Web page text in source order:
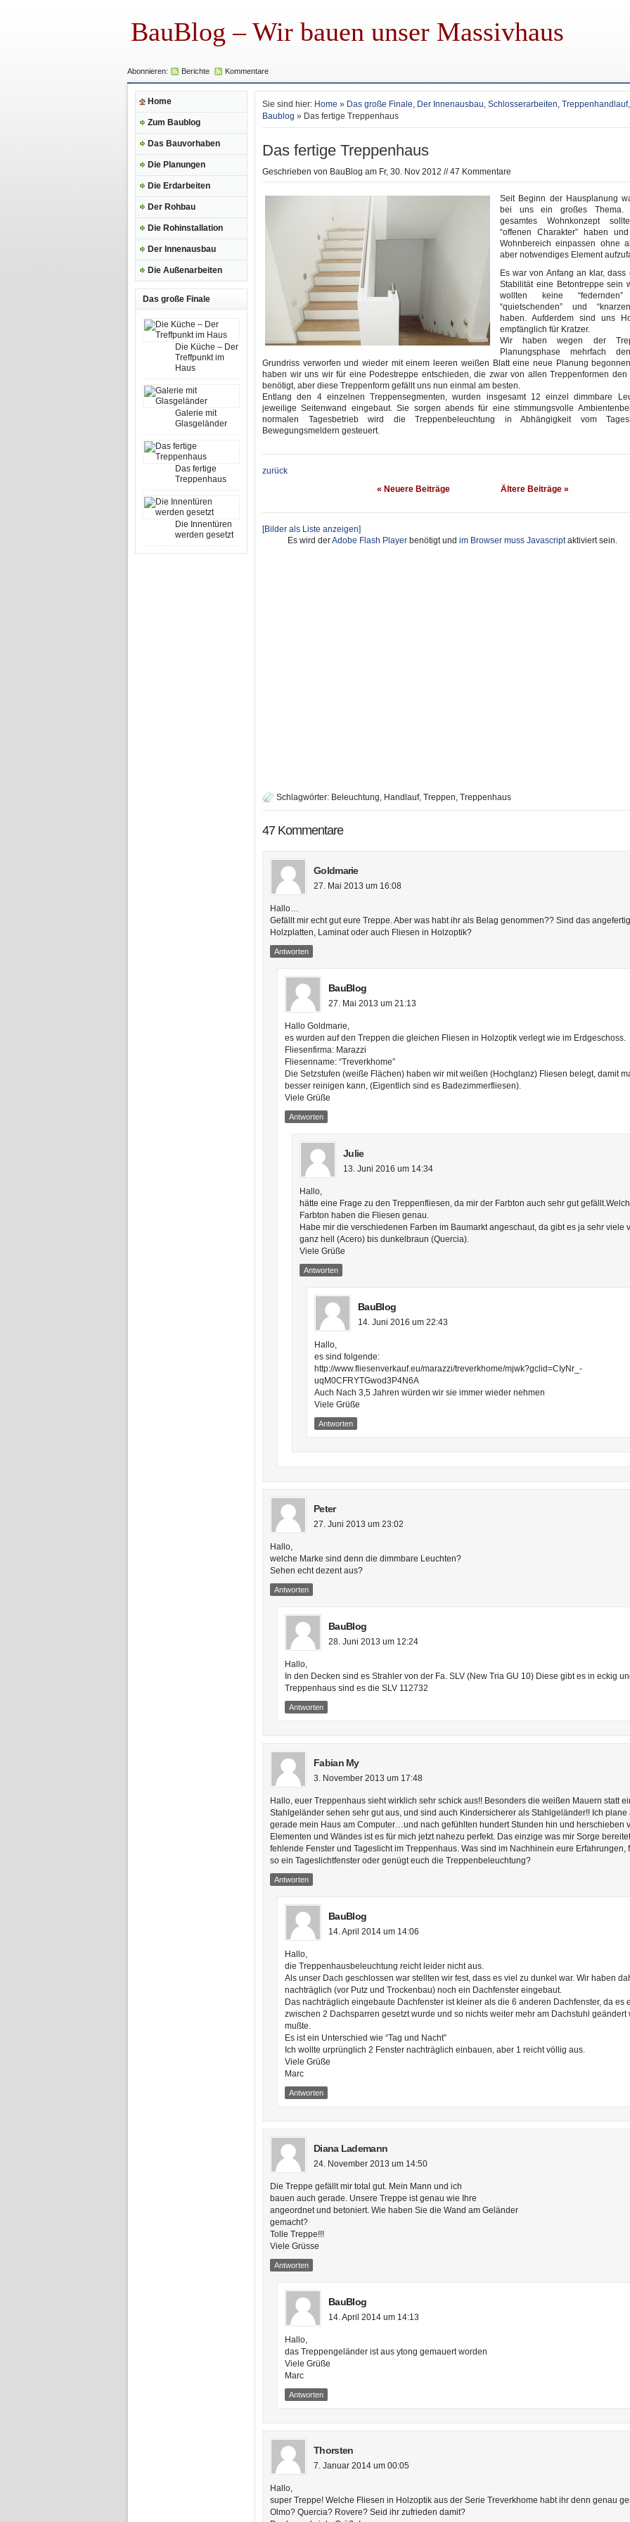
BauBlog – Wir bauen unser Massivhaus
Abonnieren: Berichte Kommentare
Home
Zum Baublog
Das Bauvorhaben
Die Planungen
Die Erdarbeiten
Der Rohbau
Die Rohinstallation
Der Innenausbau
Die Außenarbeiten
Das große Finale
Die Küche – Der
Treffpunkt im
Haus
Galerie mit
Glasgeländer
Das fertige
Treppenhaus
Die Innentüren
werden gesetzt
Sie sind hier: Home » Das große Finale, Der Innenausbau, Schlosserarbeiten, Treppenhandlauf
Baublog » Das fertige Treppenhaus
Das fertige Treppenhaus
Geschrieben von BauBlog am Fr, 30. Nov 2012 //47 Kommentare
Seit Beginn der Hausplanung
bei uns ein großes Thema.
gesamtes Wohnkonzept
“offenen Charakter” haben
Wohnbereich einpassen ohne
aber notwendiges Element
Es war von Anfang an klar,
Stabilität eine Betontreppe sein
wollten keine
“quietschenden” und
haben. Aufderdem sind uns
empfänglich für Kratzer.
Wir haben wegen der
Planungsphase mehrfach
Grundriss verworfen und wieder mit einem leeren weißen Blatt eine neue Planung
haben wir uns wir für eine Podestreppe entschieden, die zwar von allen Treppenformen den
benötigt, aber diese Treppenform gefällt uns nun einmal am besten.
Entlang den 4 einzelnen Treppensegmenten, wurden insgesamt 12 einzel dimmbare
jeweilige Seitenwand eingebaut. Sie sorgen abends für eine stimmungsvolle
normalen Tagesbetrieb wird die Treppenbeleuchtung in Abhängigkeit vom
Bewegungsmeldern gesteuert.
zurück
« Neuere Beiträge
Ältere Beiträge »
[Bilder als Liste anzeigen]
Es wird derAdobe Flash Playerbenötigt und im Browser muss Javascriptaktiviert sein.
Schlagwörter: Beleuchtung, Handlauf, Treppen, Treppenhaus
47 Kommentare
Goldmarie
27. Mai 2013 um 16:08
Hallo…
Gefällt mir echt gut eure Treppe. Aber was habt ihr als Belag genommen?? Sind das
Holzplatten, Laminat oder auch Fliesen in Holzoptik?
Antworten
BauBlog
27. Mai 2013 um 21:13
Hallo Goldmarie,
es wurden auf den Treppen die gleichen Fliesen in Holzoptik verlegt wie im Erdgeschoss.
Fliesenfirma: Marazzi
Fliesenname: “Treverkhome”
Die Setzstufen (weiße Flächen) haben wir mit weißen (Hochglanz) Fliesen belegt, damit
besser reinigen kann, (Eigentlich sind es Badezimmerfliesen).
Viele Grüße
Antworten
Julie
13. Juni 2016 um 14:34
Hallo,
hätte eine Frage zu den Treppenfliesen, da mir der Farbton auch sehr gut
Farbton haben die Fliesen genau.
Habe mir die verschiedenen Farben im Baumarkt angeschaut, da gibt es ja sehr viele
ganz hell (Acero) bis dunkelbraun (Quercia).
Viele Grüße
Antworten
BauBlog
14. Juni 2016 um 22:43
Hallo,
es sind folgende:
http://www.fliesenverkauf.eu/marazzi/treverkhome/mjwk?gclid=CIyNr_-
uqM0CFRYTGwod3P4N6A
Auch Nach 3,5 Jahren würden wir sie immer wieder nehmen
Viele Grüße
Antworten
Peter
27. Juni 2013 um 23:02
Hallo,
welche Marke sind denn die dimmbare Leuchten?
Sehen echt dezent aus?
Antworten
BauBlog
28. Juni 2013 um 12:24
Hallo,
In den Decken sind es Strahler von der Fa. SLV (New Tria GU 10) Diese gibt es in eckig
Treppenhaus sind es die SLV 112732
Antworten
Fabian My
3. November 2013 um 17:48
Hallo, euer Treppenhaus sieht wirklich sehr schick aus!! Besonders die weißen Mauern statt
Stahlgeländer sehen sehr gut aus, und sind auch Kindersicherer als Stahlgeländer!! Ich plane
gerade mein Haus am Computer…und nach gefühlten hundert Stunden hin und herschieben
Elementen und Wändes ist es für mich jetzt nahezu perfekt. Das einzige was mir Sorge
fehlende Fenster und Tageslicht im Treppenhaus. Was sind im Nachhinein eure Erfahrungen,
so ein Tageslichtfenster oder genügt euch die Treppenbeleuchtung?
Antworten
BauBlog
14. April 2014 um 14:06
Hallo,
die Treppenhausbeleuchtung reicht leider nicht aus.
Als unser Dach geschlossen war stellten wir fest, dass es viel zu dunkel war. Wir haben
nachträglich (vor Putz und Trockenbau) noch ein Dachfenster eingebaut.
Das nachträglich eingebaute Dachfenster ist kleiner als die 6 anderen Dachfenster, da es
zwischen 2 Dachsparren gesetzt wurde und so nichts weiter mehr am Dachstuhl geändert
mußte.
Es ist ein Unterschied wie “Tag und Nacht”
Ich wollte urprünglich 2 Fenster nachträglich einbauen, aber 1 reicht völlig aus.
Viele Grüße
Marc
Antworten
Diana Lademann
24. November 2013 um 14:50
Die Treppe gefällt mir total gut. Mein Mann und ich
bauen auch gerade. Unsere Treppe ist genau wie Ihre
angeordnet und betoniert. Wie haben Sie die Wand am Geländer
gemacht?
Tolle Treppe!!!
Viele Grüsse
Antworten
BauBlog
14. April 2014 um 14:13
Hallo,
das Treppengeländer ist aus ytong gemauert worden
Viele Grüße
Marc
Antworten
Thorsten
7. Januar 2014 um 00:05
Hallo,
super Treppe! Welche Fliesen in Holzoptik aus der Serie Treverkhome habt ihr denn genau
Olmo? Quercia? Rovere? Seid ihr zufrieden damit?